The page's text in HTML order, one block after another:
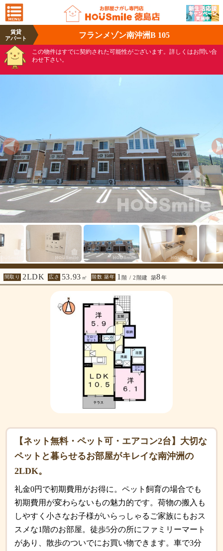
賃貸
アパート
フランメゾン南沖洲B 105
この物件はすでに契約された可能性がございます。詳しくはお問い合
わせ下さい。
間取り 2LDK 広さ 53.93 ㎡ 階数 築年 1 階 / 2階建 築8年
【ネット無料・ペット可・エアコン2台】大切な
ペットと暮らせるお部屋がキレイな南沖洲の
2LDK。
礼金0円で初期費用がお得に。ペット飼育の場合でも
初期費用が変わらないもの魅力的です。荷物の搬入も
しやすく小さなお子様がいらっしゃるご家族にもおス
スメな1階のお部屋。徒歩5分の所にファミリーマート
があり、散歩のついでにお買い物できます。車で3分